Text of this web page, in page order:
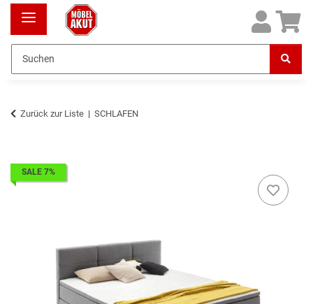
Zurück zur Liste SCHLAFEN
SALE 7%